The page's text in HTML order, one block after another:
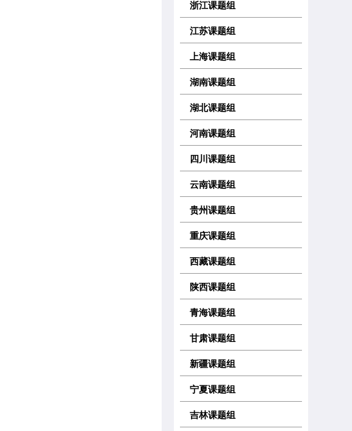
浙江课题组
江苏课题组
上海课题组
湖南课题组
湖北课题组
河南课题组
四川课题组
云南课题组
贵州课题组
重庆课题组
西藏课题组
陕西课题组
青海课题组
甘肃课题组
新疆课题组
宁夏课题组
吉林课题组